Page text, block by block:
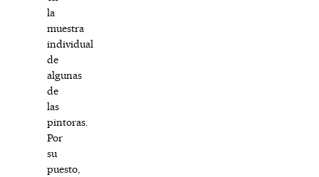
la
muestra
individual
de
algunas
de
las
pintoras.
Por
su
puesto,